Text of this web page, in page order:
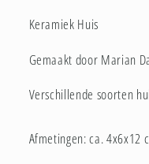
Keramiek Huis
Gemaakt door Marian
Verschillende soorten
Afmetingen: ca. 4x6x12